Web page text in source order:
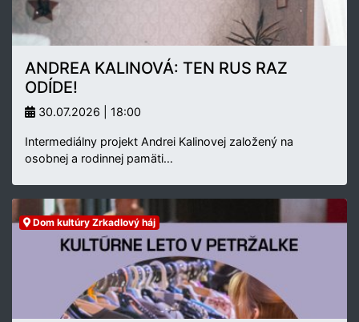
ANDREA KALINOVÁ: TEN RUS RAZ
ODÍDE!
30.07.2026 | 18:00
Intermediálny projekt Andrei Kalinovej založený na
osobnej a rodinnej pamäti…
Dom kultúry Zrkadlový háj